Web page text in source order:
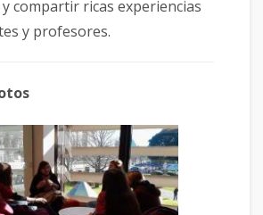
compartir ricas experiencias
y profesores.